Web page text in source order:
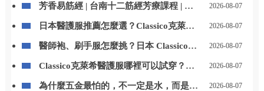
芳香易筋經 | 台南十二筋經芳療課程 | 台
2026-08-07
日本醫護服推薦怎麼選？Classico克萊希
2026-08-07
醫師袍、刷手服怎麼挑？日本 Classico克
2026-08-07
Classico克萊希醫護服哪裡可以試穿？
2026-08-07
為什麼五金最怕的，不一定是水，而是
2026-08-07